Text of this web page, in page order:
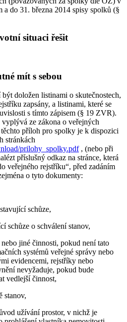
a do 31. března 2014 spisy spolků (§
situaci řešit
mít s sebou
doložen listinami o skutečnostech,
zapsány, a listinami, které se
s tímto zápisem (§ 19 ZVR).
ze zákona o veřejných
příloh pro spolky je k dispozici
stránkách
prilohy_spolky.pdf, (nebo při
příslušný odkaz na stránce, která
veřejného rejstříku“, před zadáním
o tyto dokumenty:
schůze,
schůze o schválení stanov,
jiné činnosti, pokud není tato
systémů veřejné správy nebo
evidencemi, rejstříky nebo
nevyžaduje, pokud bude
vedlejší činnost,
stanov,
užívání prostor, v nichž je